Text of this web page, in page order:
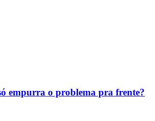
empurra o problema pra frente?